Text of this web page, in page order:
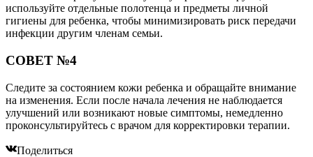
используйте отдельные полотенца и предметы личной
гигиены для ребенка, чтобы минимизировать риск передачи
инфекции другим членам семьи.
СОВЕТ №4
Следите за состоянием кожи ребенка и обращайте внимание
на изменения. Если после начала лечения не наблюдается
улучшений или возникают новые симптомы, немедленно
проконсультируйтесь с врачом для корректировки терапии.
Поделиться